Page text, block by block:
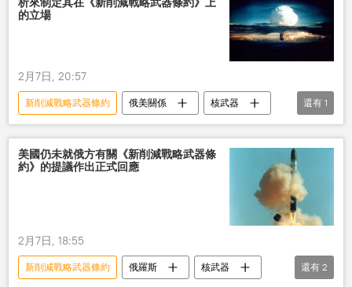
的立場
2月7日, 20:57
新削減戰略武器條約 俄美關係
核武器
中國
還有 1
美國仍未就俄方有關《新削減戰略武器條
約》的提議作出正式回應
2月7日, 18:55
新削減戰略武器條約 俄羅斯
核武器
還有 2